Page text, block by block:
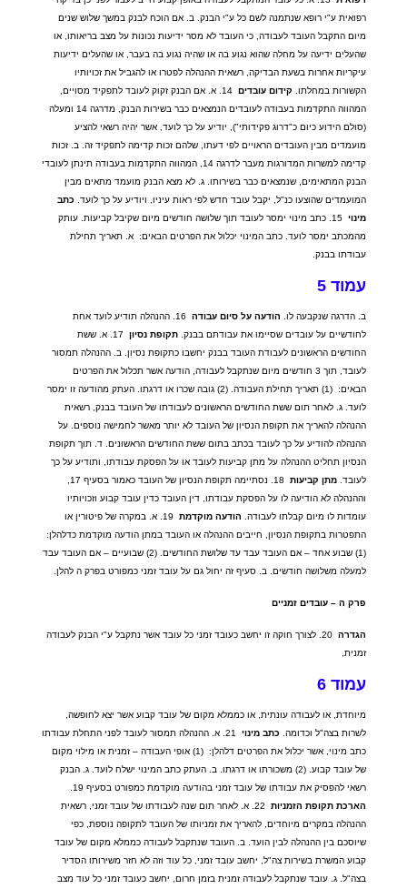
רפואית ע"י רופא שנתמנה לשם כל ע"י הבנק ב אם הוכח לבנק במשך שלוש שנים
מיום התקבל העובד לעבודה כי העובד לא מסר ידיעות נכונות על מצב בריאותו או
שהעלים ידיעה על מחלה שהוא נגוע בה או שהיה נגוע בה בעבר או שהעלים ידיעות
עיקריות אחרות בשעת הבדיקה רשאית ההנהלה לפטרו או להגביל את זכויותיו
הקשורות במחלתו
קידום עובדים 14. א אם הבנק זקוק לעובד לתפקיד מסויים
המהווה התקדמות בעבודה לעובדים הנמצאים כבר בשירות הבנק
מדרגה
ומעלה
(סולם הידוע כיום כ"דרוג פקידותי"), יודיע על כך לועד אשר יהיה רשאי להציע
מועמדים מבין העובדים הראויים לפי דעתו שלהם זכות קדימה לתפקיד זה ב זכות
קדימה למשרות המדורגות מעבר לדרגה
המהווה התקדמות בעבודה תינתן לעובדי
הבנק המתאימים שנמצאים כבר בשירותו ג לא מצא הבנק מועמד מתאים מבין
המועמדים שהוצעו כנ"ל יקבל עובד חדש לפי ראות עיניו ויודיע על כך לועד
כתב
מינוי 15. כתב מינוי ימסר לעובד תוך שלושה חודשים מיום שקיבל קביעות עותק
מהמכתב ימסר לועד כתב המינוי יכלול את הפרטים הבאים: א תאריך תחילת
עבודתו בבנק
עמוד
ב הדרגה שנקבעה לו הודעה על סיום עבודה 16.
ההנהלה תודיע לועד אחת
לחודשיים על עובדים שסיימו את עבודתם בבנק תקופת נסיון 17. א ששת
החודשים הראשונים לעבודת העובד בבנק יחשבו כתקופת נסיון
ב ההנהלה תמסור
לעובד תוך חודשים מיום שנתקבל לעבודה הודעה אשר תכלול את הפרטים
הבאים:
(1) תאריך תחילת העבודה . (2) גובה שכרו או דרגתו העתק מהודעה זו ימסר
לועד ג לאחר תום ששת החודשים הראשונים לעבודתו של העובד בבנק רשאית
ההנהלה להאריך את תקופת הנסיון של העובד לא יותר מאשר לחמישה נוספים על
ההנהלה להודיע על כך לעובד בכתב בתום ששת החודשים הראשונים ד תוך תקופת
הנסיון תחליט ההנהלה על מתן קביעות לעובד או על הפסקת עבודתו
ותודיע על כך
לעובד מתן קביעות 18. נסתיימה תקופת הנסיון של העובד כאמור בסעיף
וההנהלה לא הודיעה לו על הפסקת עבודתו דין העובד כדין עובד קבוע וזכויותיו
עומדות לו מיום קבלתו לעבודה
הודעה מוקדמת 19. א
במקרה של פיטורין או
התפטרות בתקופת הנסיון
חייבים ההנהלה או העובד במתן הודעה מוקדמת כדלהלן:
(1)
שבוע אחד – אם העובד עבד עד שלושת החודשים . (2) שבועיים – אם העובד עבד
למעלה משלושה חודשים
ב סעיף זה יחול גם על עובד זמני כמפורט בפרק ה להלן
פרק ה – עובדים זמניים
הגדרה 20. לצורך חוקה זו יחשב כעובד זמני כל עובד אשר נתקבל ע"י הבנק לעבודה
זמנית
עמוד
מיוחדת או לעבודה עונתית או כממלא מקום של עובד קבוע אשר יצא לחופשה
לשרות בצה"ל וכדומה כתב מינוי 21. א ההנהלה תמסור לעובד לפני התחלת עבודתו
כתב מינוי אשר יכלול את הפרטים דלהלן:
(1) אופי העבודה – זמנית או מילוי מקום
של עובד קבוע . (2) משכורתו או דרגתו ב העתק כתב המינוי ישלח לועד ג הבנק
רשאי להפסיק את עבודתו של עובד זמני בהודעה מוקדמת כמפורט בסעיף
הארכת תקופת הזמניות 22. א לאחר תום שנה לעבודתו של עובד זמני רשאית
ההנהלה במקרים מיוחדים להאריך את זמניותו של העובד לתקופה נוספת כפי
שיוסכם בין ההנהלה לבין הועד
ב העובד שנתקבל לעבודה כממלא מקום של עובד
קבוע המשרת בשירות צה"ל יחשב עובד זמני כל עוד וזה לא חזר משירותו הסדיר
בצה"ל ג עובד שנתקבל לעבודה זמנית בזמן חרום
יחשב כעובד זמני כל עוד מצב